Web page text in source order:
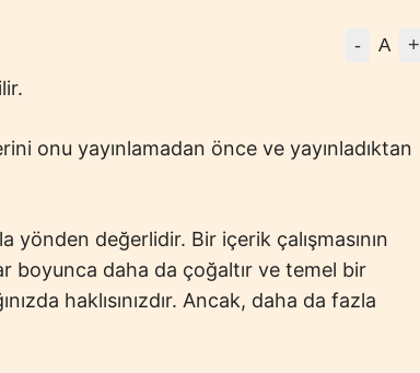
- A +
onu yayınlamadan önce ve yayınladıktan
yönden değerlidir. Bir içerik çalışmasının
boyunca daha da çoğaltır ve temel bir
haklısınızdır. Ancak, daha da fazla